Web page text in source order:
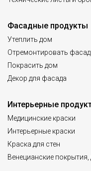
Фасадные продукты
Утеплить дом
Отремонтировать фасад
Покрасить дом
Декор для фасада
Интерьерные
Медицинские краски
Интерьерные краски
Краска для стен
Венецианские